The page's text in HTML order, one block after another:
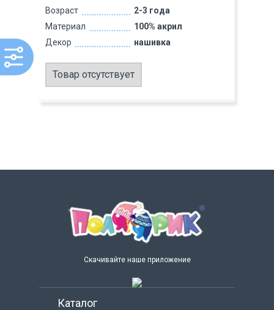
Возраст
2-3 года
Материал
100% акрил
Декор
нашивка
Товар отсутствует
Скачивайте наше приложение
Каталог